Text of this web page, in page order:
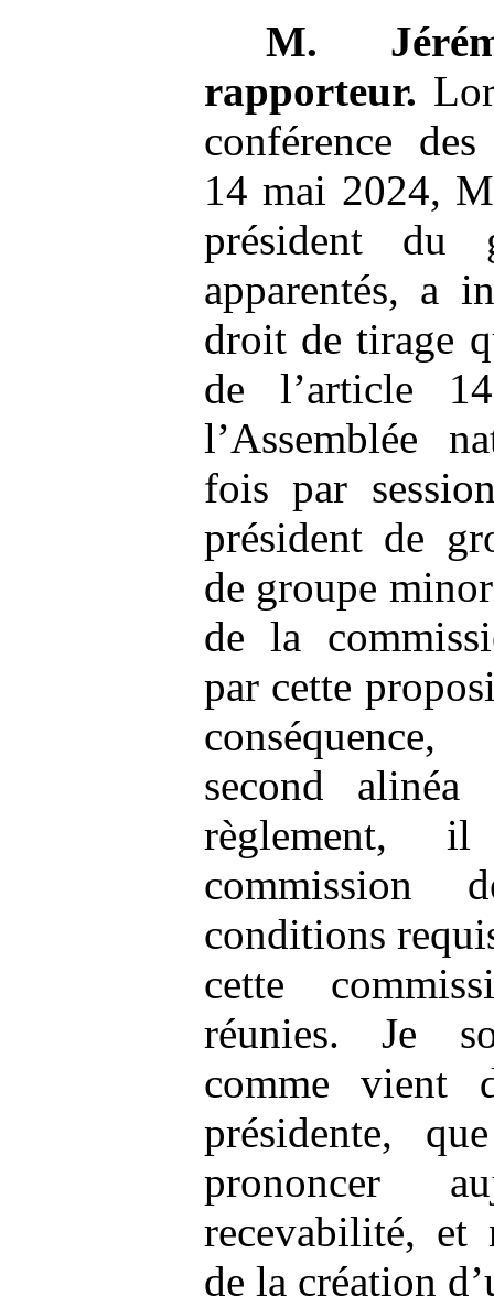
M.
rapporteur.
conférence
14 mai 2024,
président du
apparentés, a
droit de tirage
de l’article
l’Assemblée
fois par
président de
de groupe
de la
par cette
second
règlement,
conditions
cette
réunies. Je
comme
présidente,
prononcer
recevabilité, et
de la création